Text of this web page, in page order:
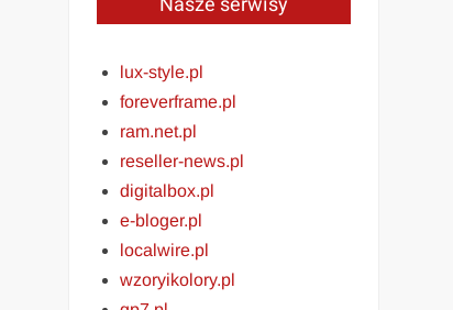
lux-style.pl
foreverframe.pl
ram.net.pl
reseller-news.pl
digitalbox.pl
e-bloger.pl
localwire.pl
wzoryikolory.pl